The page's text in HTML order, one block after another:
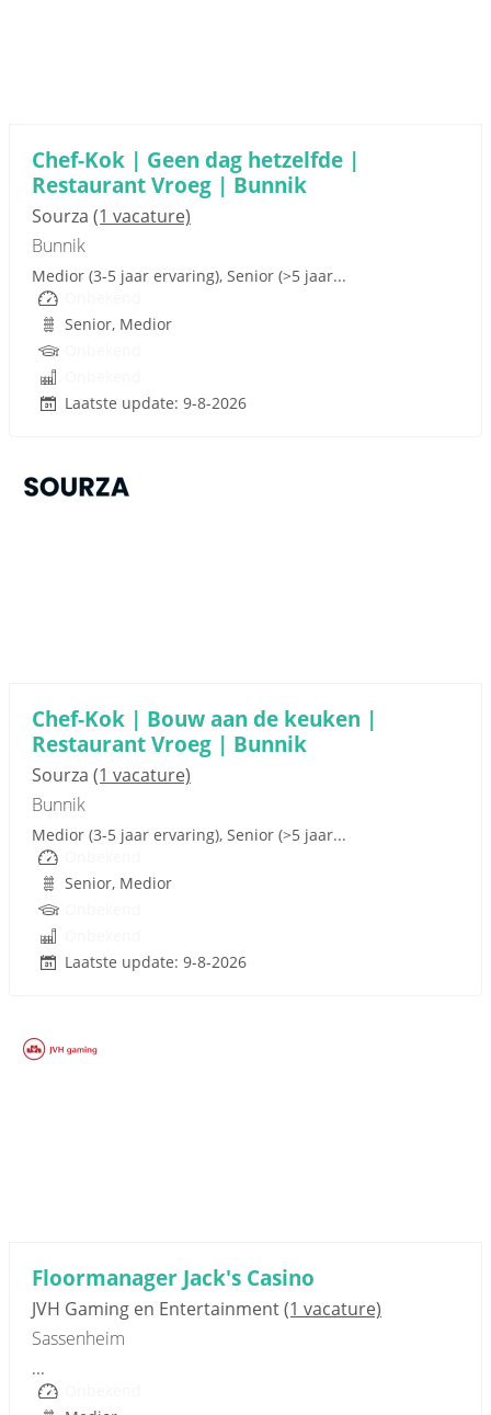
Chef-Kok | Geen dag hetzelfde |
Restaurant Vroeg | Bunnik
Sourza (1 vacature)
Bunnik
Medior (3-5 jaar ervaring), Senior (>5 jaar...
Senior, Medior
Laatste update: 9-8-2026
Chef-Kok | Bouw aan de keuken |
Restaurant Vroeg | Bunnik
Sourza (1 vacature)
Bunnik
Medior (3-5 jaar ervaring), Senior (>5 jaar...
Senior, Medior
Laatste update: 9-8-2026
Floormanager Jack's Casino
JVH Gaming en Entertainment(1 vacature)
Sassenheim
...